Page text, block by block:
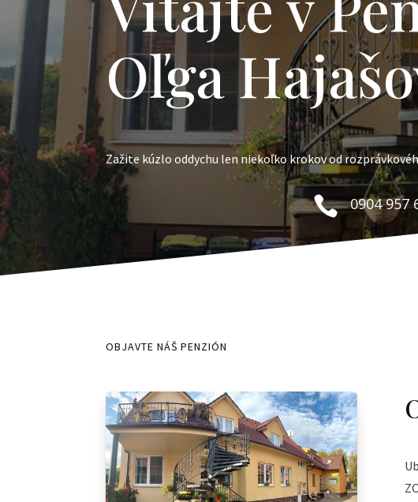
Oľga
Zažite kúzlo oddychu len niekoľko krokov od
 0904 957
OBJAVTE NÁŠ PENZIÓN